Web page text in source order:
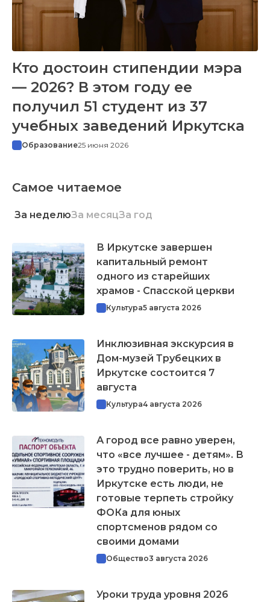
Кто достоин стипендии мэра
— 2026? В этом году ее
получил 51 студент из 37
учебных заведений Иркутска
Образование25 июня 2026
Самое читаемое
За неделюЗа месяцЗа год
В Иркутске завершен
капитальный ремонт
одного из старейших
храмов - Спасской церкви
Культура5 августа 2026
Инклюзивная экскурсия в
Дом-музей Трубецких в
Иркутске состоится 7
августа
Культура4 августа 2026
А город все равно уверен,
что «все лучшее - детям». В
это трудно поверить, но в
Иркутске есть люди, не
готовые терпеть стройку
ФОКа для юных
спортсменов рядом со
своими домами
Общество3 августа 2026
Уроки труда уровня 2026